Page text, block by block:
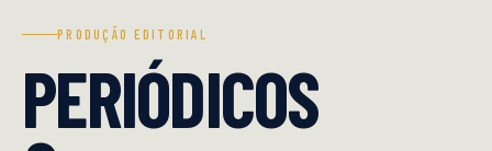
PRODUÇÃO EDITORIAL
PERIÓDICOS